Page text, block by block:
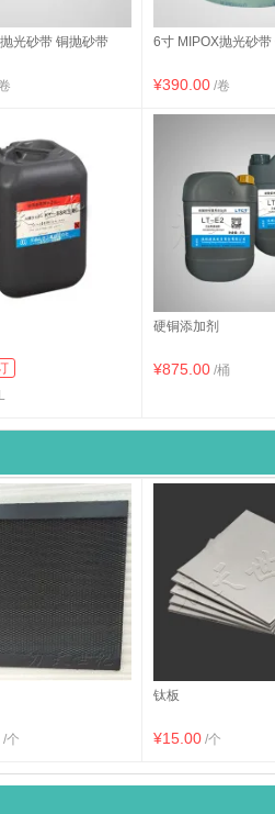
光砂带 铜抛砂带 6寸 MIPOX抛光砂
¥390.00 /卷
硬铜添加剂
¥875.00 /桶
/个
钛板
¥15.00 /个